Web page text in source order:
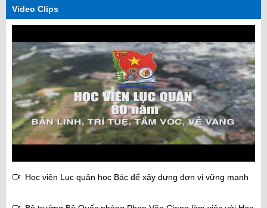
Video Clips
Học viện Lục quân học Bác để xây dựng đơn vị vững mạnh